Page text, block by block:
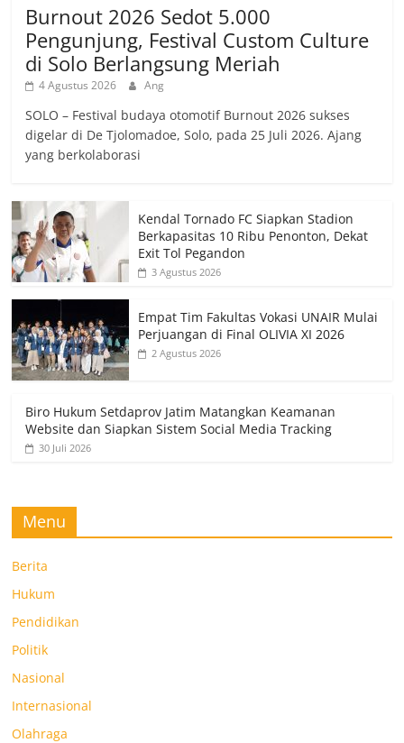
Burnout 2026 Sedot 5.000
Pengunjung, Festival Custom Culture
di Solo Berlangsung Meriah
4 Agustus 2026 Ang
SOLO – Festival budaya otomotif Burnout 2026 sukses
digelar di De Tjolomadoe, Solo, pada 25 Juli 2026. Ajang
yang berkolaborasi
Kendal Tornado FC Siapkan Stadion
Berkapasitas 10 Ribu Penonton, Dekat
Exit Tol Pegandon
3 Agustus 2026
Empat Tim Fakultas Vokasi UNAIR Mulai
Perjuangan di Final OLIVIA XI 2026
2 Agustus 2026
Biro Hukum Setdaprov Jatim Matangkan Keamanan
Website dan Siapkan Sistem Social Media Tracking
30 Juli 2026
Menu
Berita
Hukum
Pendidikan
Politik
Nasional
Internasional
Olahraga